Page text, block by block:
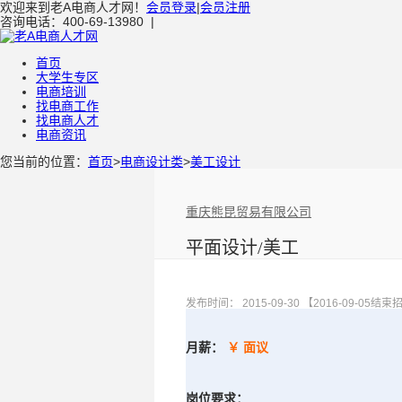
欢迎来到老A电商人才网！ 会员登录|会员注册
咨询电话：400-69-13980 |
首页
大学生专区
电商培训
找电商工作
找电商人才
电商资讯
您当前的位置： 首页>电商设计类>美工设计
重庆熊昆贸易有限公司
平面设计/美工
发布时间： 2015-09-30 【2016-09-05结束招
月薪： ￥ 面议
岗位要求：